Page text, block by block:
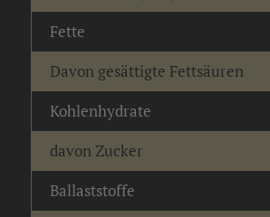
Fette
Davon gesättigte Fettsäuren
Kohlenhydrate
davon Zucker
Ballaststoffe